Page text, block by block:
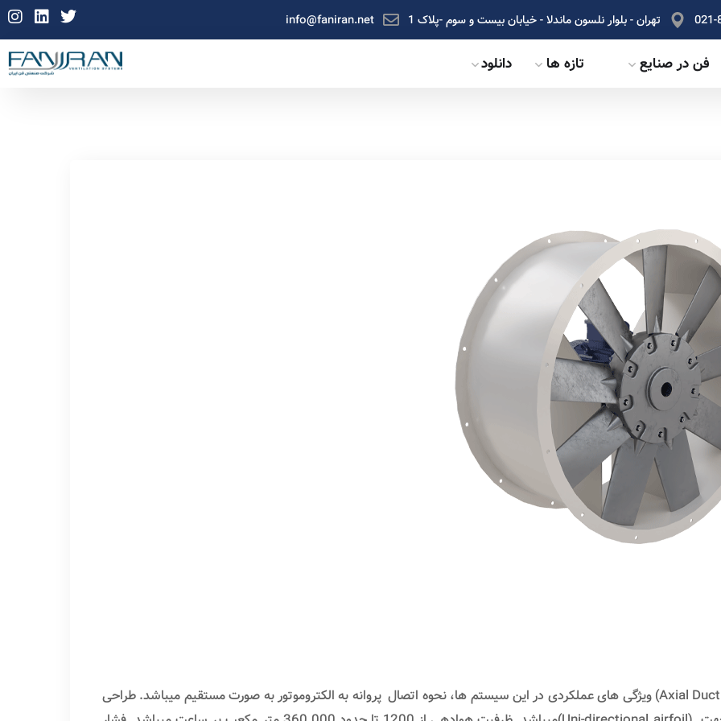
info@faniran.net تهران - بلوار نلسون ماندلا - خیابان بیست و سوم -پلاک 1 021-
فن در صنایع تازه ها دانلود
Model FA-D فن های آکسیال کانالی (Axial Duct type-Fans) ویژگی های عملکردی در این سیستم ها، نحوه اتصال پروانه به الکتروموتور به صورت مستقیم میباشد. طراحی